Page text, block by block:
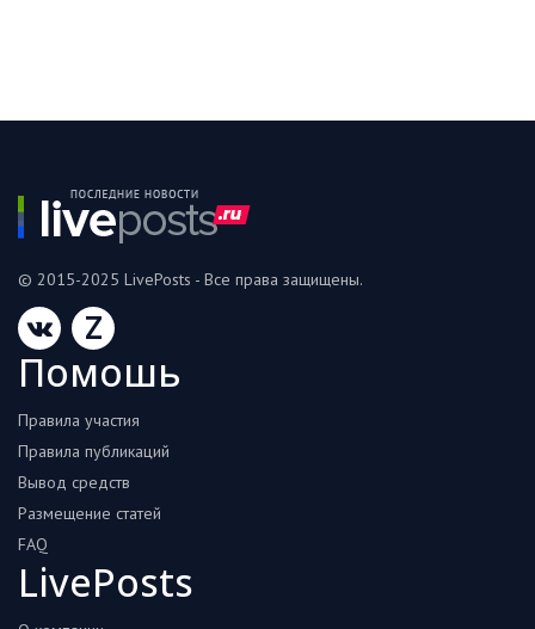
© 2015-2025 LivePosts - Все права защищены.
Z
Помошь
Правила участия
Правила публикаций
Вывод средств
Размещение статей
FAQ
LivePosts